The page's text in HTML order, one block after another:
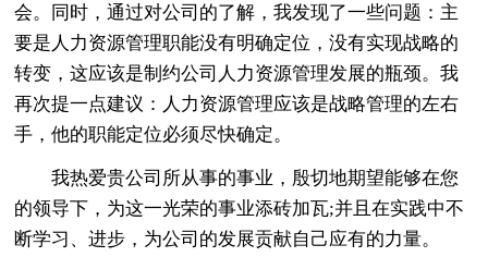
会。同时，通过对公司的了解，我发现了一些问题：主
要是人力资源管理职能没有明确定位，没有实现战略的
转变，这应该是制约公司人力资源管理发展的瓶颈。我
再次提一点建议：人力资源管理应该是战略管理的左右
手，他的职能定位必须尽快确定。
我热爱贵公司所从事的事业，殷切地期望能够在您
的领导下，为这一光荣的事业添砖加瓦;并且在实践中不
断学习、进步，为公司的发展贡献自己应有的力量。